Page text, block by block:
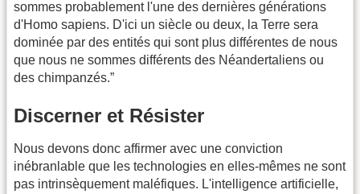
sommes probablement l'une des dernières générations
d'Homo sapiens. D'ici un siècle ou deux, la Terre sera
dominée par des entités qui sont plus différentes de nous
que nous ne sommes différents des Néandertaliens ou
des chimpanzés.”
Discerner et Résister
Nous devons donc affirmer avec une conviction
inébranlable que les technologies en elles-mêmes ne sont
pas intrinsèquement maléfiques. L'intelligence artificielle,